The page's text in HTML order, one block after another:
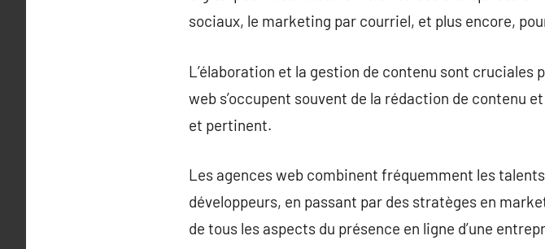
sociaux, le marketing par courriel, et plus encore,
L’élaboration et la gestion de contenu sont
web s’occupent souvent de la rédaction de contenu
et pertinent.
Les agences web combinent fréquemment les
développeurs, en passant par des stratèges en
de tous les aspects du présence en ligne d’une